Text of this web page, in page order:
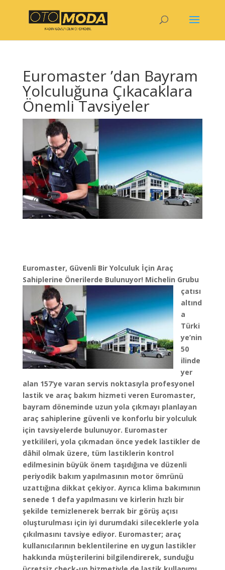
Euromaster ’dan Bayram
Yolculuğuna Çıkacaklara
Önemli Tavsiyeler
Euromaster, Güvenli Bir Yolculuk İçin Araç
Sahiplerine Önerilerde Bulunuyor! Michelin Grubu
çatısı
altınd
a
Türki
ye’nin
50
ilinde
yer
alan 157’ye varan servis noktasıyla profesyonel
lastik ve araç bakım hizmeti veren Euromaster,
bayram döneminde uzun yola çıkmayı planlayan
araç sahiplerine güvenli ve konforlu bir yolculuk
için tavsiyelerde bulunuyor. Euromaster
yetkilileri, yola çıkmadan önce yedek lastikler de
dâhil olmak üzere, tüm lastiklerin kontrol
edilmesinin büyük önem taşıdığına ve düzenli
periyodik bakım yapılmasının motor ömrünü
uzattığına dikkat çekiyor. Ayrıca klima bakımının
senede 1 defa yapılmasını ve kirlerin hızlı bir
şekilde temizlenerek berrak bir görüş açısı
oluşturulması için iyi durumdaki sileceklerle yola
çıkılmasını tavsiye ediyor. Euromaster; araç
kullanıcılarının beklentilerine en uygun lastikler
hakkında müşterilerini bilgilendirerek, sunduğu